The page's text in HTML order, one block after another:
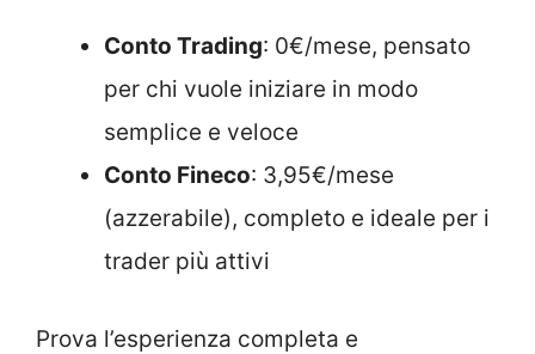
Conto Trading: 0€/mese, pensato
per chi vuole iniziare in modo
semplice e veloce
Conto Fineco: 3,95€/mese
(azzerabile), completo e ideale per i
trader più attivi
Prova l’esperienza completa e